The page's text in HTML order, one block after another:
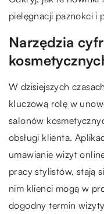
pielęgnacji paznokci i
Narzędzia
W dzisiejszych
kluczową rolę w
salonów
obsługi klienta.
umawianie wizyt
pracy stylistów, stają
nim klienci mogą w
dogodny termin